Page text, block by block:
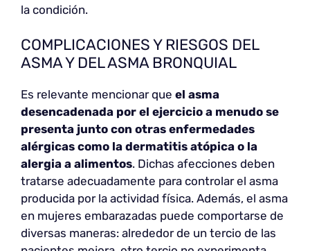
la condición.
COMPLICACIONES Y RIESGOS DEL
ASMA Y DEL ASMA BRONQUIAL
Es relevante mencionar que el asma
desencadenada por el ejercicio a menudo se
presenta junto con otras enfermedades
alérgicas como la dermatitis atópica o la
alergia a alimentos. Dichas afecciones deben
tratarse adecuadamente para controlar el asma
producida por la actividad física. Además, el asma
en mujeres embarazadas puede comportarse de
diversas maneras: alrededor de un tercio de las